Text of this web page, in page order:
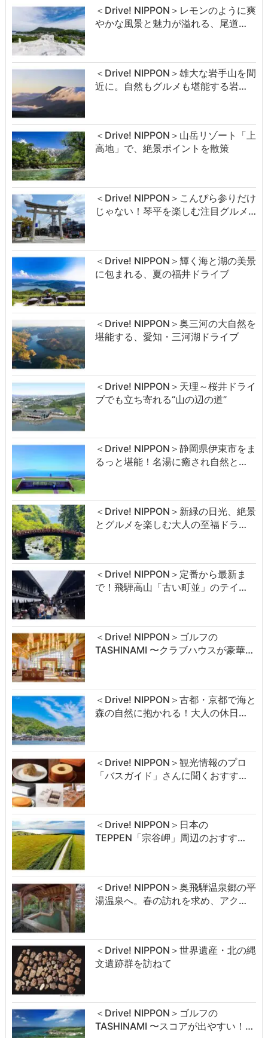
＜Drive! NIPPON＞レモンのように爽
やかな風景と魅力が溢れる、尾道…
＜Drive! NIPPON＞雄大な岩手山を間
近に。自然もグルメも堪能する岩…
＜Drive! NIPPON＞山岳リゾート「上
高地」で、絶景ポイントを散策
＜Drive! NIPPON＞こんぴら参りだけ
じゃない！琴平を楽しむ注目グルメ…
＜Drive! NIPPON＞輝く海と湖の美景
に包まれる、夏の福井ドライブ
＜Drive! NIPPON＞奥三河の大自然を
堪能する、愛知・三河湖ドライブ
＜Drive! NIPPON＞天理～桜井ドライ
ブでも立ち寄れる“山の辺の道”
＜Drive! NIPPON＞静岡県伊東市をま
るっと堪能！名湯に癒され自然と…
＜Drive! NIPPON＞新緑の日光、絶景
とグルメを楽しむ大人の至福ドラ…
＜Drive! NIPPON＞定番から最新ま
で！飛騨高山「古い町並」のテイ…
＜Drive! NIPPON＞ゴルフの
TASHINAMI 〜クラブハウスが豪華…
＜Drive! NIPPON＞古都・京都で海と
森の自然に抱かれる！大人の休日…
＜Drive! NIPPON＞観光情報のプロ
「バスガイド」さんに聞くおすす…
＜Drive! NIPPON＞日本の
TEPPEN「宗谷岬」周辺のおすす…
＜Drive! NIPPON＞奥飛騨温泉郷の平
湯温泉へ。春の訪れを求め、アク…
＜Drive! NIPPON＞世界遺産・北の縄
文遺跡群を訪ねて
＜Drive! NIPPON＞ゴルフの
TASHINAMI 〜スコアが出やすい！…